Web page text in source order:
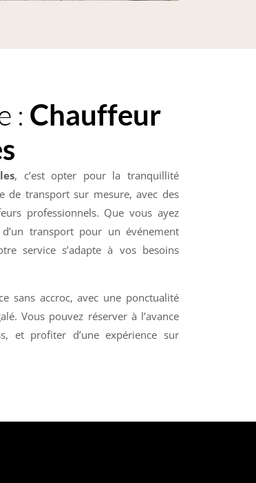
: Chauffeur
, c’est opter pour la tranquillité
de transport sur mesure, avec des
professionnels. Que vous ayez
transport pour un événement
service s’adapte à vos besoins
sans accroc, avec une ponctualité
Vous pouvez réserver à l’avance
et profiter d’une expérience sur